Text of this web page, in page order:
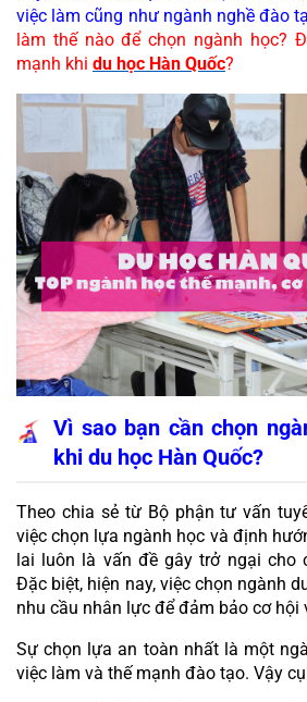
việc làm cũng như ngành nghề đào
làm thế nào để chọn ngành học?
mạnh khi du học Hàn Quốc?
Vì sao bạn cần chọn
khi du học Hàn Quốc?
Theo chia sẻ từ Bộ phận tư vấn
việc chọn lựa ngành học và định
lai luôn là vấn đề gây trở ngại cho
Đặc biệt, hiện nay, việc chọn ngành
nhu cầu nhân lực để đảm bảo cơ hội
Sự chọn lựa an toàn nhất là một
việc làm và thế mạnh đào tạo. Vậy